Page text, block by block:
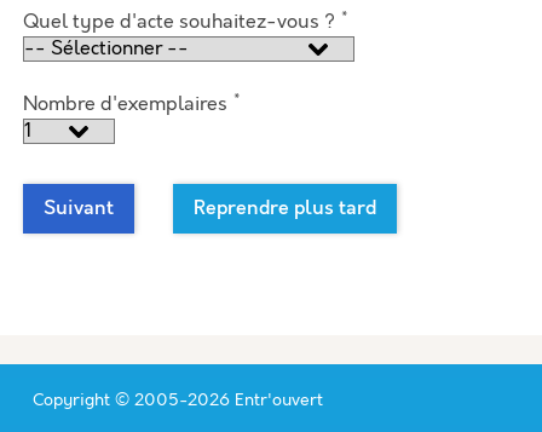
Quel type d'acte souhaitez-vous ? *
Nombre d'exemplaires *
Suivant Reprendre plus tard
Copyright © 2005-2026 Entr'ouvert